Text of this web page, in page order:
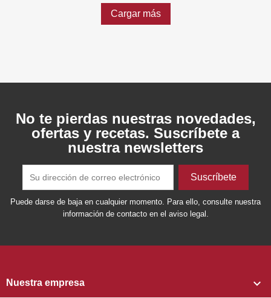
Cargar más
No te pierdas nuestras novedades,
ofertas y recetas. Suscríbete a
nuestra newsletters
Puede darse de baja en cualquier momento. Para ello, consulte nuestra
información de contacto en el aviso legal.
Nuestra empresa 